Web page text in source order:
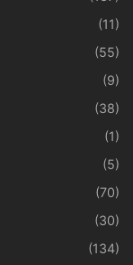
(11)
(55)
(9)
(38)
(1)
(5)
(70)
(30)
(134)